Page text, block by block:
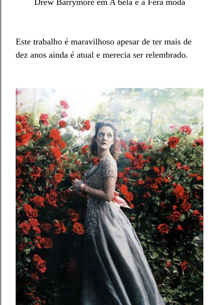
Drew Barrymore em A bela e a Fera moda
Este trabalho é maravilhoso apesar de ter mais de
dez anos ainda é atual e merecia ser relembrado.